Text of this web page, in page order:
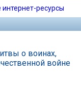
ресурсы
о воинах,
войне